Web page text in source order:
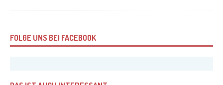
FOLGE UNS BEI FACEBOOK